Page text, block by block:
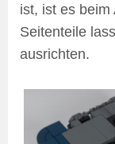
ist, ist es
Seitenteile
ausrichten.